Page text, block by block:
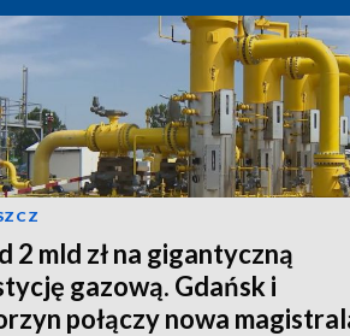
2 mld zł na gigantyczną
gazową. Gdańsk i
połączy nowa